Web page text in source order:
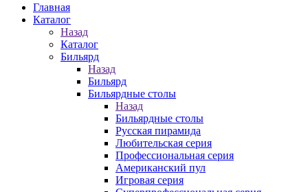
Главная
Каталог
Назад
Каталог
Бильярд
Назад
Бильярд
Бильярдные столы
Назад
Бильярдные столы
Русская пирамида
Любительская серия
Профессиональная серия
Американский пул
Игровая серия